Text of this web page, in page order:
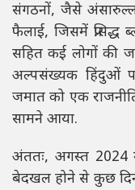
संगठनों, जैसे
फैलाई, जिसमें प्रसिद्ध
सहित कई लोगों की
अल्पसंख्यक हिंदुओं
जमात को एक
सामने आया.
अंततः, अगस्त 2024
बेदखल होने से कुछ दिन